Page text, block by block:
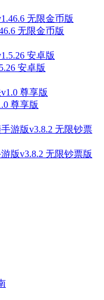
无限金币版
安卓版
尊享版
版v3.8.2 无限钞票版